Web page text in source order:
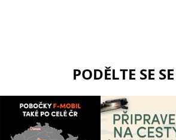
PODĚLTE SE